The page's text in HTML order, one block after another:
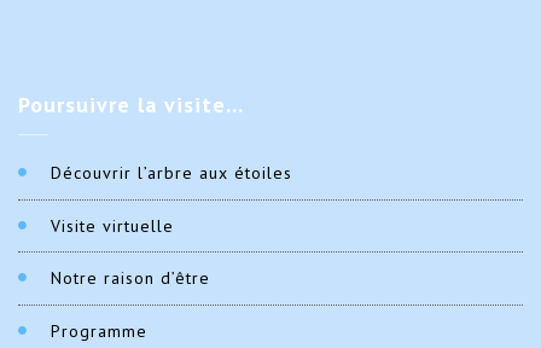
Poursuivre la visite…
Découvrir l’arbre aux étoiles
Visite virtuelle
Notre raison d’être
Programme